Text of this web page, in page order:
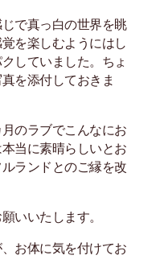
で真っ白の世界を眺
を楽しむようにはし
していました。ちょ
を添付しておきま
のラブでこんなにお
当に素晴らしいとお
ランドとのご縁を改
いいたします。
お体に気を付けてお